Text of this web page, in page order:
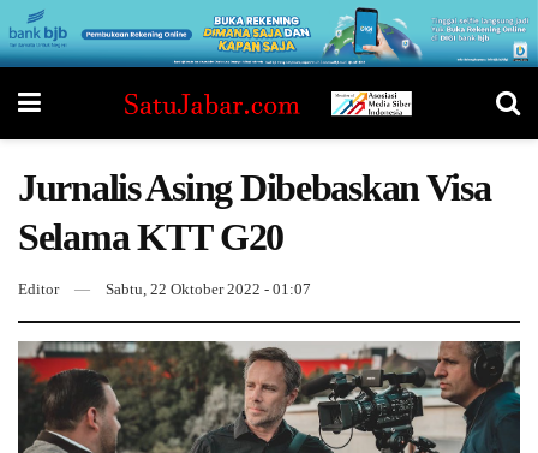
Jurnalis Asing Dibebaskan Visa
Selama KTT G20
Editor Sabtu, 22 Oktober 2022 - 01:07